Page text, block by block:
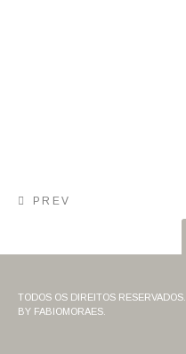
PREV
TODOS OS DIREITOS RESERVADOS.
BY FABIOMORAES.